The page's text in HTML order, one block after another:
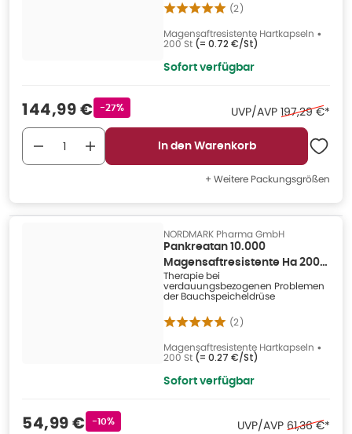
(2)
Magensaftresistente Hartkapseln •
200 St (= 0.72 €/St)
Sofort verfügbar
Verkaufspreis
144,99 €Rabattstempel
-27% UVP/AVP Ehemaliger
197,29 €*
In den Warenkorb
+ Weitere Packungsgrößen
NORDMARK Pharma GmbH
Pankreatan 10.000
Magensaftresistente Ha 200
St
Therapie bei
verdauungsbezogenen Problemen
der Bauchspeicheldrüse
(2)
Magensaftresistente Hartkapseln •
200 St (= 0.27 €/St)
Sofort verfügbar
Verkaufspreis
54,99 € Rabattstempel
-10% UVP/AVP Ehemaliger
61,36 €*